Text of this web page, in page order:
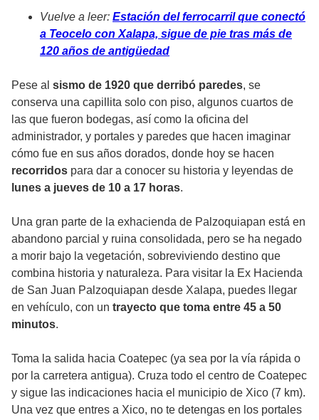
Vuelve a leer: Estación del ferrocarril que conectó
a Teocelo con Xalapa, sigue de pie tras más de
120 años de antigüedad
Pese al sismo de 1920 que derribó paredes, se
conserva una capillita solo con piso, algunos cuartos de
las que fueron bodegas, así como la oficina del
administrador, y portales y paredes que hacen imaginar
cómo fue en sus años dorados, donde hoy se hacen
recorridos para dar a conocer su historia y leyendas de
lunes a jueves de 10 a 17 horas.
Una gran parte de la exhacienda de Palzoquiapan está en
abandono parcial y ruina consolidada, pero se ha negado
a morir bajo la vegetación, sobreviviendo destino que
combina historia y naturaleza. Para visitar la Ex Hacienda
de San Juan Palzoquiapan desde Xalapa, puedes llegar
en vehículo, con un trayecto que toma entre 45 a 50
minutos.
Toma la salida hacia Coatepec (ya sea por la vía rápida o
por la carretera antigua). Cruza todo el centro de Coatepec
y sigue las indicaciones hacia el municipio de Xico (7 km).
Una vez que entres a Xico, no te detengas en los portales